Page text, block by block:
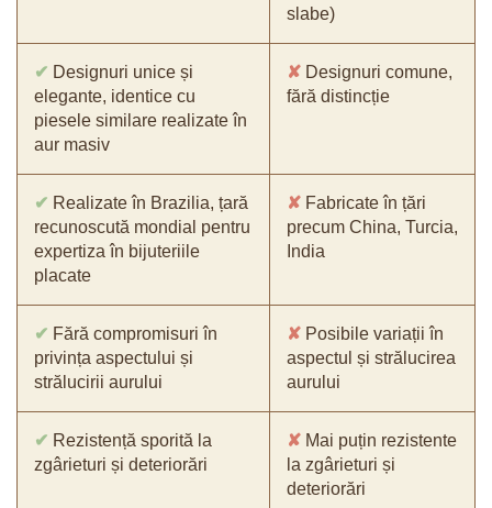
slabe)
✔ Designuri unice și
elegante, identice cu
piesele similare realizate în
aur masiv
✘ Designuri comune,
fără distincție
✔ Realizate în Brazilia, țară
recunoscută mondial pentru
expertiza în bijuteriile
placate
✘ Fabricate în țări
precum China, Turcia,
India
✔ Fără compromisuri în
privința aspectului și
strălucirii aurului
✘ Posibile variații în
aspectul și strălucirea
aurului
✔ Rezistență sporită la
zgârieturi și deteriorări
✘ Mai puțin rezistente
la zgârieturi și
deteriorări